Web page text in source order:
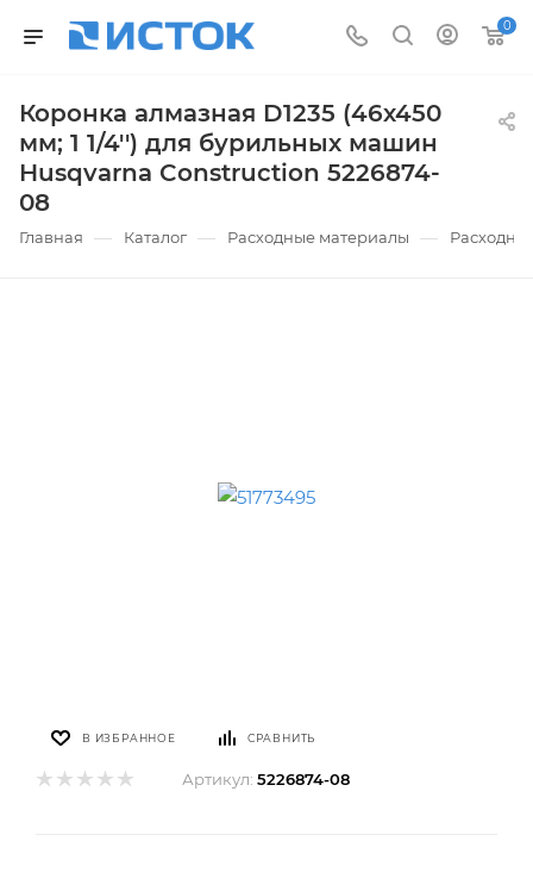
0
Коронка алмазная D1235 (46х450
мм; 1 1/4'') для бурильных машин
Husqvarna Construction 5226874-
08
Главная — Каталог — Расходные материалы —
В ИЗБРАННОЕ СРАВНИТЬ
Артикул: 5226874-08